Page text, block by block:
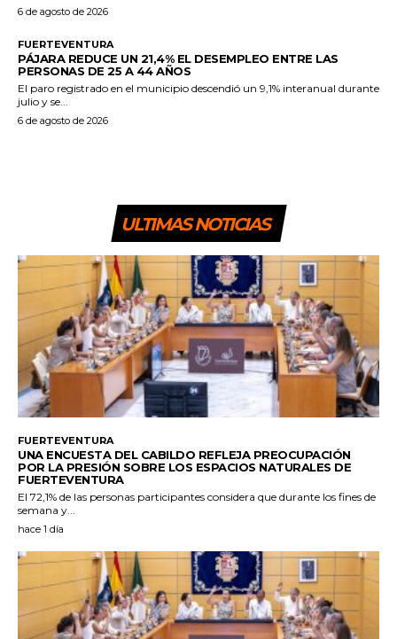
6 de agosto de 2026
FUERTEVENTURA
PÁJARA REDUCE UN 21,4% EL DESEMPLEO ENTRE LAS
PERSONAS DE 25 A 44 AÑOS
El paro registrado en el municipio descendió un 9,1% interanual durante
julio y se...
6 de agosto de 2026
ULTIMAS NOTICIAS
FUERTEVENTURA
UNA ENCUESTA DEL CABILDO REFLEJA PREOCUPACIÓN
POR LA PRESIÓN SOBRE LOS ESPACIOS NATURALES DE
FUERTEVENTURA
El 72,1% de las personas participantes considera que durante los fines de
semana y...
hace 1 día